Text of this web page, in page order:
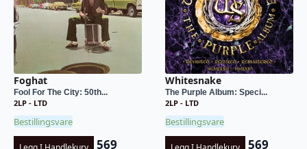
Foghat
Fool For The City: 50th...
2LP - LTD
Bestillingsvare
569
Whitesnake
The Purple Album: Speci...
2LP - LTD
Bestillingsvare
569